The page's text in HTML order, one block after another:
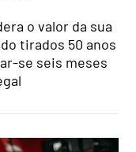
o valor da sua
tirados 50 anos
se seis meses